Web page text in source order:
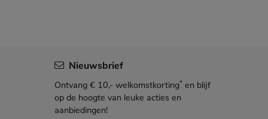
Nieuwsbrief
Ontvang € 10,- welkomstkorting* en blijf
op de hoogte van leuke acties en
aanbiedingen!